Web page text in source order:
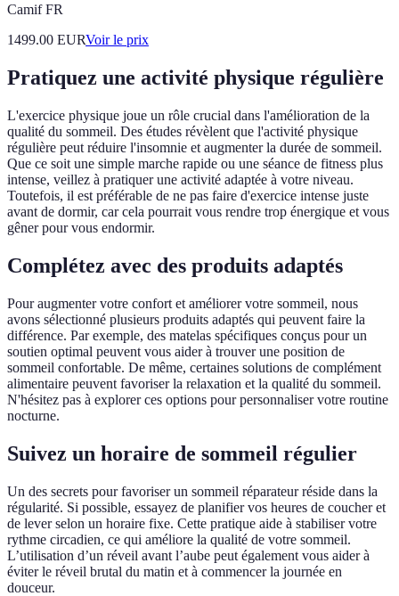
Camif FR
1499.00 EURVoir le prix
Pratiquez une activité physique régulière
L'exercice physique joue un rôle crucial dans l'amélioration de la
qualité du sommeil. Des études révèlent que l'activité physique
régulière peut réduire l'insomnie et augmenter la durée de sommeil.
Que ce soit une simple marche rapide ou une séance de fitness plus
intense, veillez à pratiquer une activité adaptée à votre niveau.
Toutefois, il est préférable de ne pas faire d'exercice intense juste
avant de dormir, car cela pourrait vous rendre trop énergique et vous
gêner pour vous endormir.
Complétez avec des produits adaptés
Pour augmenter votre confort et améliorer votre sommeil, nous
avons sélectionné plusieurs produits adaptés qui peuvent faire la
différence. Par exemple, des matelas spécifiques conçus pour un
soutien optimal peuvent vous aider à trouver une position de
sommeil confortable. De même, certaines solutions de complément
alimentaire peuvent favoriser la relaxation et la qualité du sommeil.
N'hésitez pas à explorer ces options pour personnaliser votre routine
nocturne.
Suivez un horaire de sommeil régulier
Un des secrets pour favoriser un sommeil réparateur réside dans la
régularité. Si possible, essayez de planifier vos heures de coucher et
de lever selon un horaire fixe. Cette pratique aide à stabiliser votre
rythme circadien, ce qui améliore la qualité de votre sommeil.
L’utilisation d’un réveil avant l’aube peut également vous aider à
éviter le réveil brutal du matin et à commencer la journée en
douceur.